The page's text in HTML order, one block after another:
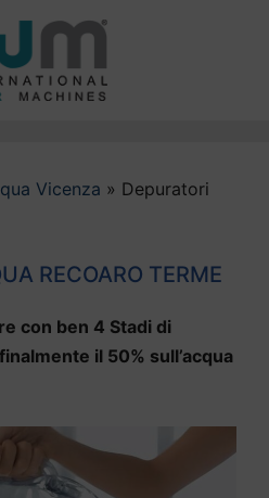
Vicenza » Depuratori
RECOARO TERME
con ben 4 Stadi di
il 50% sull’acqua